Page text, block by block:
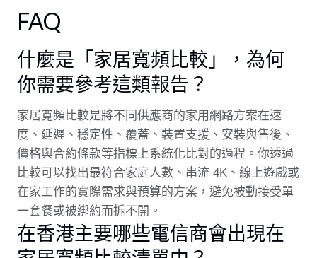
FAQ
什麼是「家居寬頻比較」，為何
你需要參考這類報告？
家居寬頻比較是將不同供應商的家用網路方案在速
度、延遲、穩定性、覆蓋、裝置支援、安裝與售後、
價格與合約條款等指標上系統化比對的過程。你透過
比較可以找出最符合家庭人數、串流 4K、線上遊戲或
在家工作的實際需求與預算的方案，避免被動接受單
一套餐或被綁約而拆不開。
在香港主要哪些電信商會出現在